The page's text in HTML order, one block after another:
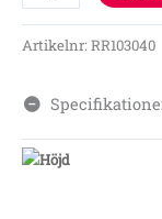
Artikelnr:RR103040